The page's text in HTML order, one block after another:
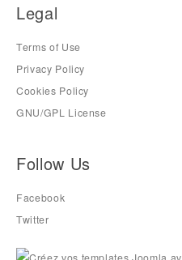
Legal
Terms of Use
Privacy Policy
Cookies Policy
GNU/GPL License
Follow Us
Facebook
Twitter